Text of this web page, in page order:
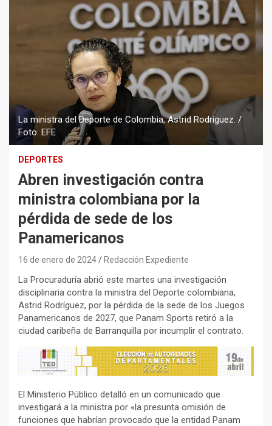
La ministra del Deporte de Colombia, Astrid Rodríguez. /
Foto: EFE
DEPORTES
Abren investigación contra
ministra colombiana por la
pérdida de sede de los
Panamericanos
16 de enero de 2024 Redacción Expediente
La Procuraduría abrió este martes una investigación
disciplinaria contra la ministra del Deporte colombiana,
Astrid Rodríguez, por la pérdida de la sede de los Juegos
Panamericanos de 2027, que Panam Sports retiró a la
ciudad caribeña de Barranquilla por incumplir el contrato.
El Ministerio Público detalló en un comunicado que
investigará a la ministra por «la presunta omisión de
funciones que habrían provocado que la entidad Panam